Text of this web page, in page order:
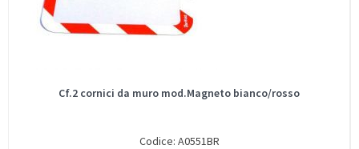
Cf.2 cornici da muro mod.Magneto bianco/rosso
Codice: A0551BR